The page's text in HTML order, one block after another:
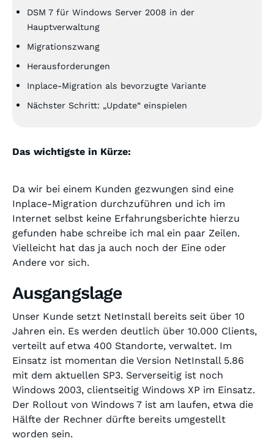
DSM 7 für Windows Server 2008 in der
Hauptverwaltung
Migrationszwang
Herausforderungen
Inplace-Migration als bevorzugte Variante
Nächster Schritt: „Update“ einspielen
Das wichtigste in Kürze:
Da wir bei einem Kunden gezwungen sind eine
Inplace-Migration durchzuführen und ich im
Internet selbst keine Erfahrungsberichte hierzu
gefunden habe schreibe ich mal ein paar Zeilen.
Vielleicht hat das ja auch noch der Eine oder
Andere vor sich.
Ausgangslage
Unser Kunde setzt NetInstall bereits seit über 10
Jahren ein. Es werden deutlich über 10.000 Clients,
verteilt auf etwa 400 Standorte, verwaltet. Im
Einsatz ist momentan die Version NetInstall 5.86
mit dem aktuellen SP3. Serverseitig ist noch
Windows 2003, clientseitig Windows XP im Einsatz.
Der Rollout von Windows 7 ist am laufen, etwa die
Hälfte der Rechner dürfte bereits umgestellt
worden sein.